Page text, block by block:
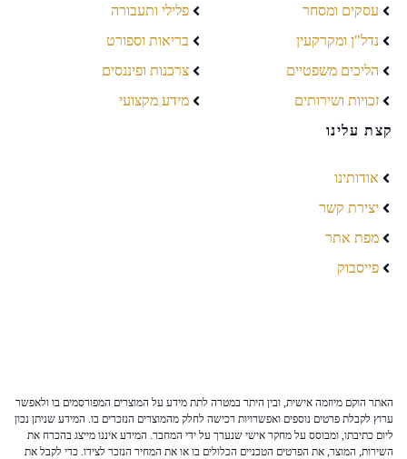
עסקים ומסחר
נדל"ן ומקרקעין
הליכים משפטיים
זכויות ושירותים
פלילי ותעבורה
בריאות וספורט
צרכנות ופיננסים
מידע מקצועי
קצת עלינו
אודותינו
יצירת קשר
מפת אתר
פייסבוק
האתר הוקם מיוזמה אישית, ובין היתר במטרה לתת מידע על המוצרים המפורסמים בו ולאפשר
ערוץ לקבלת פרטים נוספים ואפשרויות רכישה לחלק מהמוצרים הנזכרים בו. המידע שניתן נכון
ליום כתיבתו, ומבוסס על מחקר אישי שנערך על ידי המחבר. המידע איננו מייצג בהכרח את
השירות, המוצר, את הפרטים הטכניים הכלולים בו או את המחיר הנזכר לצידו. כדי לקבל את